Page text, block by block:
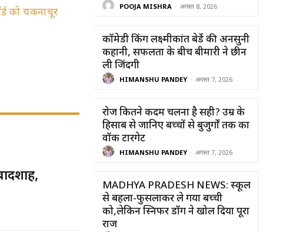
को चकनाचूर
POOJA MISHRA - अगस्त 8, 2026
कॉमेडी किंग लक्ष्मीकांत बेर्डे की अनसुनी
कहानी, सफलता के बीच बीमारी ने छीन
ली जिंदगी
HIMANSHU PANDEY - अगस्त 7, 2026
रोज कितने कदम चलना है सही? उम्र के
हिसाब से जानिए बच्चों से बुजुर्गों तक का
वॉक टारगेट
HIMANSHU PANDEY - अगस्त 7, 2026
MADHYA PRADESH NEWS: स्कूल
से बहला-फुसलाकर ले गया बच्ची
को,लेकिन स्निफर डॉग ने खोल दिया पूरा
राज